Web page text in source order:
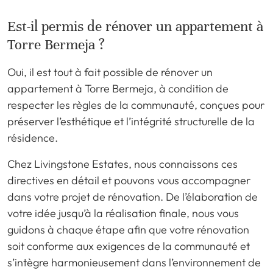
Est-il permis de rénover un appartement à
Torre Bermeja ?
Oui, il est tout à fait possible de rénover un
appartement à Torre Bermeja, à condition de
respecter les règles de la communauté, conçues pour
préserver l’esthétique et l’intégrité structurelle de la
résidence.
Chez Livingstone Estates, nous connaissons ces
directives en détail et pouvons vous accompagner
dans votre projet de rénovation. De l’élaboration de
votre idée jusqu’à la réalisation finale, nous vous
guidons à chaque étape afin que votre rénovation
soit conforme aux exigences de la communauté et
s’intègre harmonieusement dans l’environnement de